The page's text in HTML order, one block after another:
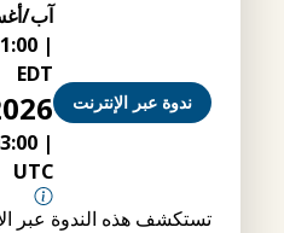
ندوة عبر الإنترنت
آب/
|
11:00
EDT
|
PM
UTC
تستكشف هذه الندوة عبر